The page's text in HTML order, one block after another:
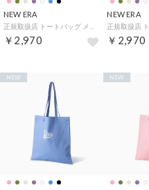
NEW ERA
￥2,970
NEW ERA
￥2,970
NEW NEW